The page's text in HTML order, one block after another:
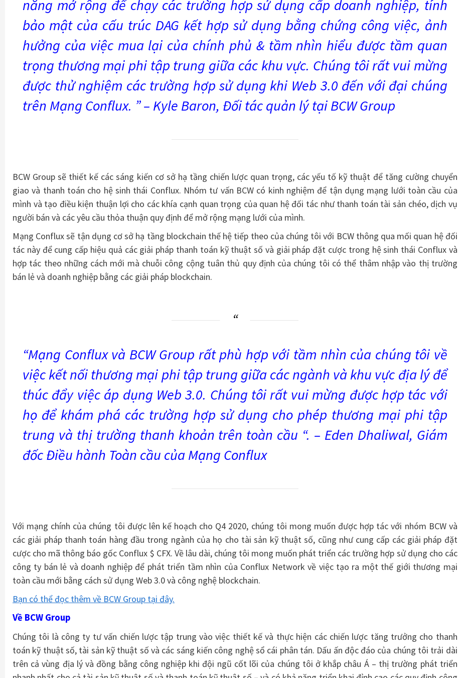
năng mở rộng để chạy các trường hợp sử dụng cấp doanh nghiệp, tính
bảo mật của cấu trúc DAG kết hợp sử dụng bằng chứng công việc, ảnh
hưởng của việc mua lại của chính phủ & tầm nhìn hiểu được tầm quan
trọng thương mại phi tập trung giữa các khu vực. Chúng tôi rất vui mừng
được thử nghiệm các trường hợp sử dụng khi Web 3.0 đến với đại chúng
trên Mạng Conflux. ” – Kyle Baron, Đối tác quản lý tại BCW Group
BCW Group sẽ thiết kế các sáng kiến ​​cơ sở hạ tầng chiến lược quan trọng, các yếu tố kỹ thuật để tăng cường chuyển
giao và thanh toán cho hệ sinh thái Conflux. Nhóm tư vấn BCW có kinh nghiệm để tận dụng mạng lưới toàn cầu của
mình và tạo điều kiện thuận lợi cho các khía cạnh quan trọng của quan hệ đối tác như thanh toán tài sản chéo, dịch vụ
người bán và các yêu cầu thỏa thuận quy định để mở rộng mạng lưới của mình.
Mạng Conflux sẽ tận dụng cơ sở hạ tầng blockchain thế hệ tiếp theo của chúng tôi với BCW thông qua mối quan hệ đối
tác này để cung cấp hiệu quả các giải pháp thanh toán kỹ thuật số và giải pháp đặt cược trong hệ sinh thái Conflux và
hợp tác theo những cách mới mà chuỗi công cộng tuân thủ quy định của chúng tôi có thể thâm nhập vào thị trường
bán lẻ và doanh nghiệp bằng các giải pháp blockchain.
“Mạng Conflux và BCW Group rất phù hợp với tầm nhìn của chúng tôi về
việc kết nối thương mại phi tập trung giữa các ngành và khu vực địa lý để
thúc đẩy việc áp dụng Web 3.0. Chúng tôi rất vui mừng được hợp tác với
họ để khám phá các trường hợp sử dụng cho phép thương mại phi tập
trung và thị trường thanh khoản trên toàn cầu “. – Eden Dhaliwal, Giám
đốc Điều hành Toàn cầu của Mạng Conflux
Với mạng chính của chúng tôi được lên kế hoạch cho Q4 2020, chúng tôi mong muốn được hợp tác với nhóm BCW và
các giải pháp thanh toán hàng đầu trong ngành của họ cho tài sản kỹ thuật số, cũng như cung cấp các giải pháp đặt
cược cho mã thông báo gốc Conflux $ CFX. Về lâu dài, chúng tôi mong muốn phát triển các trường hợp sử dụng cho các
công ty bán lẻ và doanh nghiệp để phát triển tầm nhìn của Conflux Network về việc tạo ra một thế giới thương mại
toàn cầu mới bằng cách sử dụng Web 3.0 và công nghệ blockchain.
Bạn có thể đọc thêm về BCW Group tại đây.
Về BCW Group
Chúng tôi là công ty tư vấn chiến lược tập trung vào việc thiết kế và thực hiện các chiến lược tăng trưởng cho thanh
toán kỹ thuật số, tài sản kỹ thuật số và các sáng kiến ​​công nghệ sổ cái phân tán. Dấu ấn độc đáo của chúng tôi trải dài
trên cả vùng địa lý và đồng bằng công nghiệp khi đội ngũ cốt lõi của chúng tôi ở khắp châu Á – thị trường phát triển